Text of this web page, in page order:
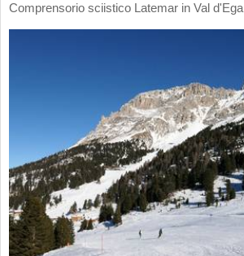
Comprensorio sciistico Latemar in Val d'Ega